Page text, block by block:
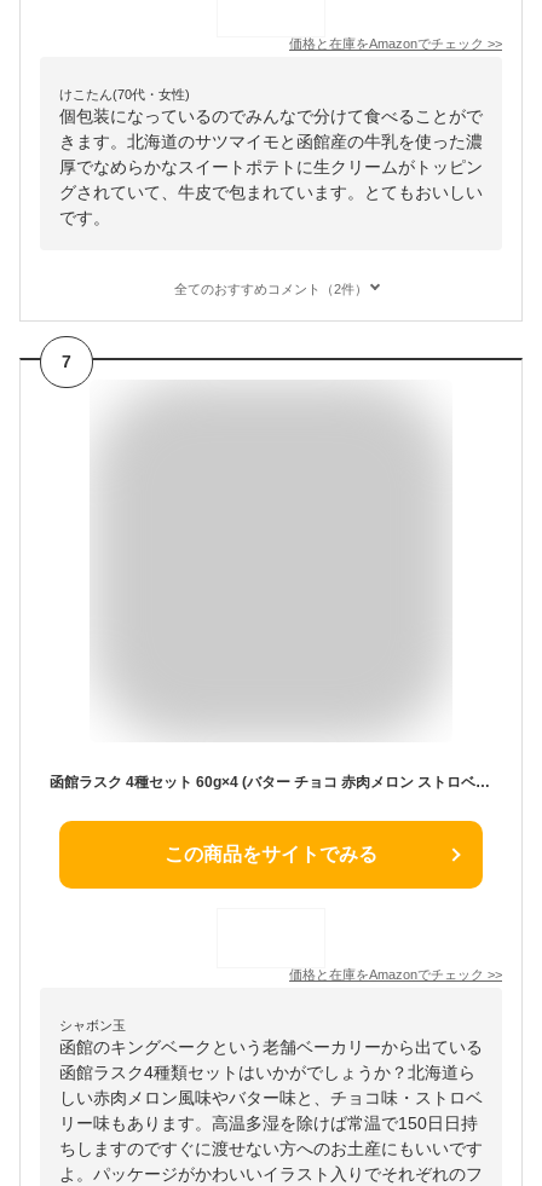
価格と在庫をAmazonでチェック >>
けこたん(70代・女性)
個包装になっているのでみんなで分けて食べることがで
きます。北海道のサツマイモと函館産の牛乳を使った濃
厚でなめらかなスイートポテトに生クリームがトッピン
グされていて、牛皮で包まれています。とてもおいしい
です。
全てのおすすめコメント（2件）
7
函館ラスク 4種セット 60g×4 (バター チョコ 赤肉メロン ストロベリー) 北海道 函館市 キングベーク
この商品をサイトでみる
価格と在庫をAmazonでチェック >>
シャボン玉
函館のキングベークという老舗ベーカリーから出ている
函館ラスク4種類セットはいかがでしょうか？北海道ら
しい赤肉メロン風味やバター味と、チョコ味・ストロベ
リー味もあります。高温多湿を除けば常温で150日日持
ちしますのですぐに渡せない方へのお土産にもいいです
よ。パッケージがかわいいイラスト入りでそれぞれのフ